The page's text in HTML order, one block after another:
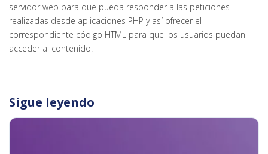
servidor web para que pueda responder a las peticiones
realizadas desde aplicaciones PHP y así ofrecer el
correspondiente código HTML para que los usuarios puedan
acceder al contenido.
Sigue leyendo